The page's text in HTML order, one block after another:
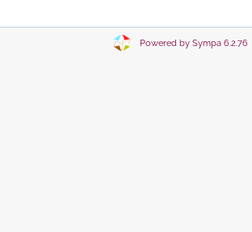
Powered by Sympa 6.2.76